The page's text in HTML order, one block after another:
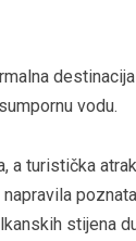
vodu.
a turistička
napravila
stijena